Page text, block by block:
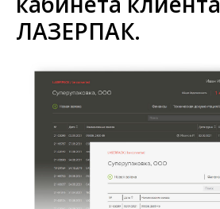
ЛАЗЕРПАК.